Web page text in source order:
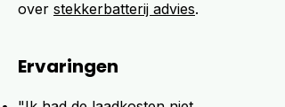
over stekkerbatterij advies.
Ervaringen